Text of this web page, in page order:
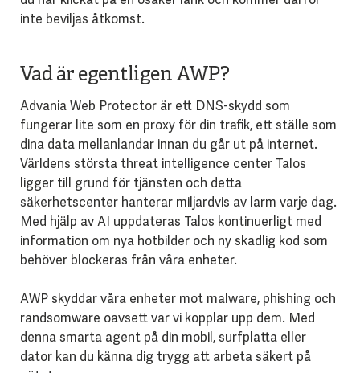
inte beviljas åtkomst.
Vad är egentligen AWP?
Advania Web Protector är ett DNS-skydd som
fungerar lite som en proxy för din trafik, ett ställe som
dina data mellanlandar innan du går ut på internet.
Världens största threat intelligence center Talos
ligger till grund för tjänsten och detta
säkerhetscenter hanterar miljardvis av larm varje dag.
Med hjälp av AI uppdateras Talos kontinuerligt med
information om nya hotbilder och ny skadlig kod som
behöver blockeras från våra enheter.
AWP skyddar våra enheter mot malware, phishing och
randsomware oavsett var vi kopplar upp dem. Med
denna smarta agent på din mobil, surfplatta eller
dator kan du känna dig trygg att arbeta säkert på